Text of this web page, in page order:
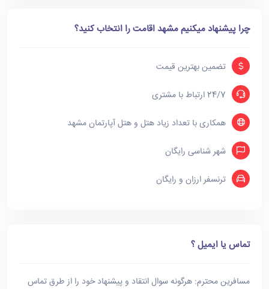
چرا پیشنهاد میکنیم مشهد اقامت را انتخاب کنید؟
تضمین بهترین قیمت
24/7 ارتباط با مشتری
همکاری با تعداد زیاد هتل و هتل آپارتمان مشهد
شهر شناسی رایگان
ترنسفر ارزان و رایگان
تماس یا ایمیل ؟
مسافرین محترم: هرگونه سوال انتقاد و پیشنهاد خود را از طرق تماس